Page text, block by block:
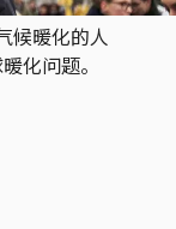
候暖化的人
化问题。